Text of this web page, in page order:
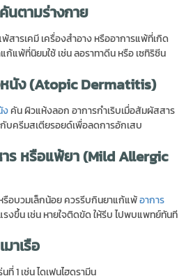
นตามร่างกาย
สารเคมี เครื่องสำอาง หรืออาการแพ้ที่เกิด
แพ้ที่นิยมใช้ เช่น ลอราทาดีน หรือ เซทิริซีน
นัง (Atopic Dermatitis)
งคัน ผิวแห้งลอก อาการกำเริบเมื่อสัมผัสสาร
บครีมสเตียรอยด์เพื่อลดการอักเสบ
ร หรือแพ้ยา (Mild Allergic
รือบวมเล็กน้อย ควรรีบกินยาแก้แพ้อาการ
รงขึ้น เช่น หายใจติดขัด ให้รีบ ไปพบแพทย์ทันที
าเรือ
1 เช่น ไดเฟนไฮดรามีน